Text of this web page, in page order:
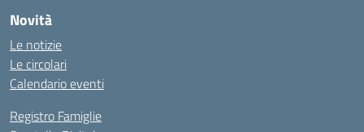
Novità
Le notizie
Le circolari
Calendario eventi
Registro Famiglie